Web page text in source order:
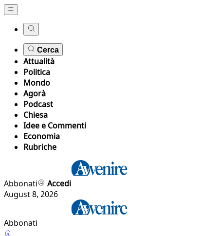
Cerca
Attualità
Politica
Mondo
Agorà
Podcast
Chiesa
Idee e Commenti
Economia
Rubriche
Abbonati
Accedi
August 8, 2026
Abbonati